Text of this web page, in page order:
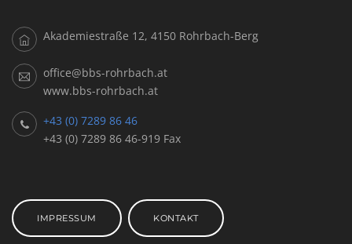
Akademiestraße 12, 4150 Rohrbach-Berg
office@bbs-rohrbach.at
www.bbs-rohrbach.at
+43 (0) 7289 86 46
+43 (0) 7289 86 46-919 Fax
IMPRESSUM KONTAKT